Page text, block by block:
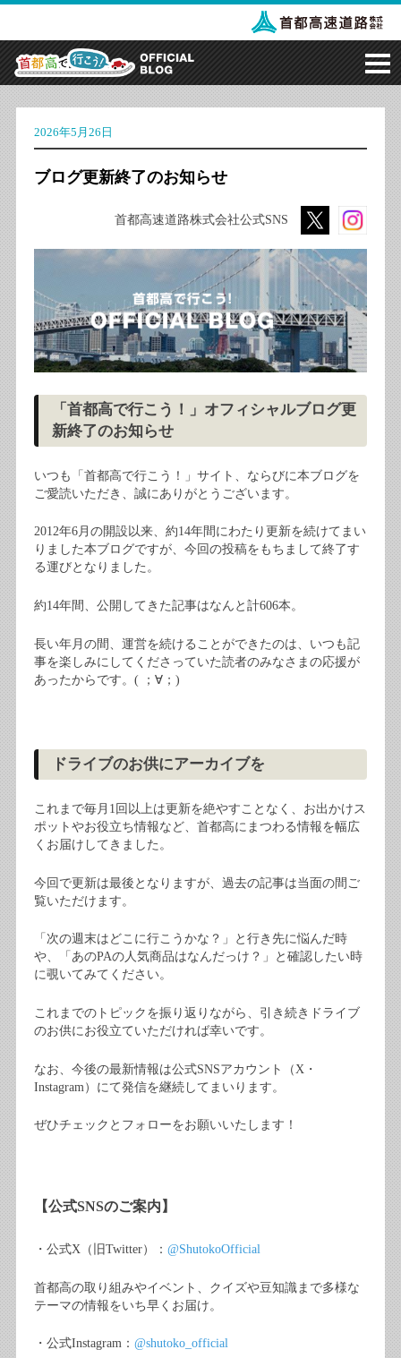
2026年5月26日
ブログ更新終了のお知らせ
首都高速道路株式会社公式SNS
「首都高で行こう！」オフィシャルブログ更
新終了のお知らせ
いつも「首都高で行こう！」サイト、ならびに本ブログを
ご愛読いただき、誠にありがとうございます。
2012年6月の開設以来、約14年間にわたり更新を続けてまい
りました本ブログですが、今回の投稿をもちまして終了す
る運びとなりました。
約14年間、公開してきた記事はなんと計606本。
長い年月の間、運営を続けることができたのは、いつも記
事を楽しみにしてくださっていた読者のみなさまの応援が
あったからです。( ； ∀； )
ドライブのお供にアーカイブを
これまで毎月 1 回以上は更新を絶やすことなく、お出かけス
ポットやお役立ち情報など、首都高にまつわる情報を幅広
くお届けしてきました。
今回で更新は最後となりますが、過去の記事は当面の間ご
覧いただけます。
「次の週末はどこに行こうかな？」と行き先に悩んだ時
や、「あのPAの人気商品はなんだっけ？」と確認したい時
に覗いてみてください。
これまでのトピックを振り返りながら、引き続きドライブ
のお供にお役立ていただければ幸いです。
なお、今後の最新情報は公式SNSアカウント（ X ・
Instagram ）にて発信を継続してまいります。
ぜひチェックとフォローをお願いいたします！
【公式SNSのご案内】
・公式X （旧Twitter）： @ShutokoOfficial
首都高の取り組みやイベント、クイズや豆知識まで多様な
テーマの情報をいち早くお届け。
・公式Instagram： @shutoko_official